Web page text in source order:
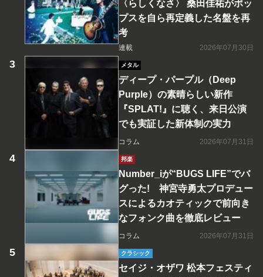
〈らしくなさ〉 桑田佳祐がポッ
プスを自ら再定義した名盤を再
考
連載 2026年07月30日
メタル
ディープ・パープル（Deep
Purple）の素晴らしい新作
『SPLAT!』に聴く、来日公演
でも実証した新体制の実力
コラム 2026年07月31日
邦楽
Number_iが“BUGS LIFE”でバ
グった! 神宮寺勇太プロデュー
スによるカオティックで前向き
なフォンク曲を徹底レビュー
コラム 2026年07月31日
クラシック
セイジ・オザワ 松本フェスティ